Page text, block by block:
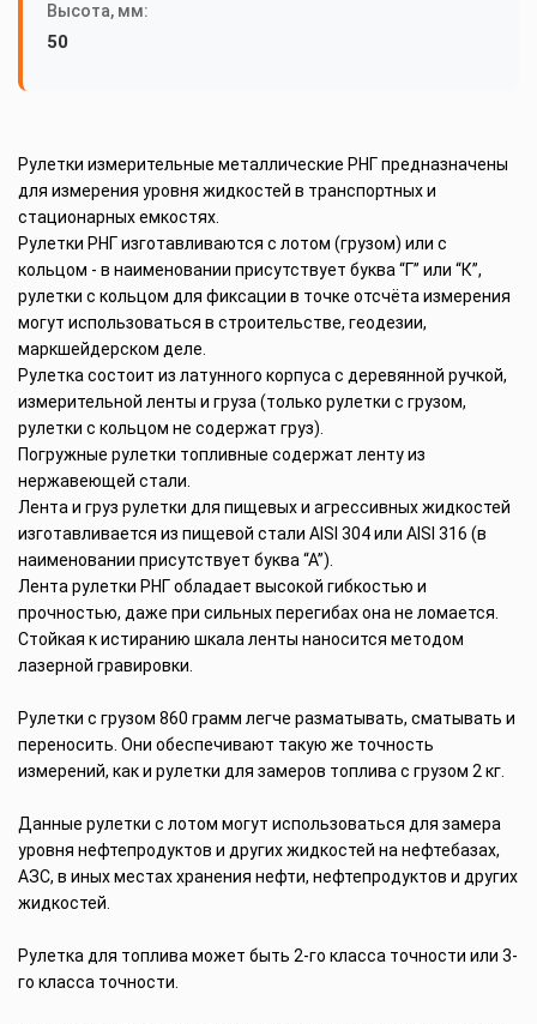
Высота, мм:
50
Рулетки измерительные металлические РНГ предназначены
для измерения уровня жидкостей в транспортных и
стационарных емкостях.
Рулетки РНГ изготавливаются с лотом (грузом) или с
кольцом - в наименовании присутствует буква “Г” или “К”,
рулетки с кольцом для фиксации в точке отсчёта измерения
могут использоваться в строительстве, геодезии,
маркшейдерском деле.
Рулетка состоит из латунного корпуса с деревянной ручкой,
измерительной ленты и груза (только рулетки с грузом,
рулетки с кольцом не содержат груз).
Погружные рулетки топливные содержат ленту из
нержавеющей стали.
Лента и груз рулетки для пищевых и агрессивных жидкостей
изготавливается из пищевой стали AISI 304 или AISI 316 (в
наименовании присутствует буква “А”).
Лента рулетки РНГ обладает высокой гибкостью и
прочностью, даже при сильных перегибах она не ломается.
Стойкая к истиранию шкала ленты наносится методом
лазерной гравировки.
Рулетки с грузом 860 грамм легче разматывать, сматывать и
переносить. Они обеспечивают такую же точность
измерений, как и рулетки для замеров топлива с грузом 2 кг.
Данные рулетки с лотом могут использоваться для замера
уровня нефтепродуктов и других жидкостей на нефтебазах,
АЗС, в иных местах хранения нефти, нефтепродуктов и других
жидкостей.
Рулетка для топлива может быть 2-го класса точности или 3-
го класса точности.